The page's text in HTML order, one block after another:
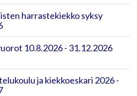
harrastekiekko syksy
10.8.2026 - 31.12.2026
ja kiekkoeskari 2026 -